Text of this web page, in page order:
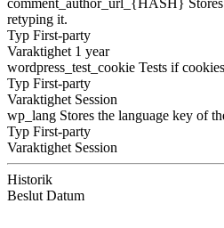
retyping it.
Typ First-party
Varaktighet 1 year
wordpress_test_cookie Tests if
Typ First-party
Varaktighet Session
wp_lang Stores the language key of
Typ First-party
Varaktighet Session
Historik
Beslut Datum